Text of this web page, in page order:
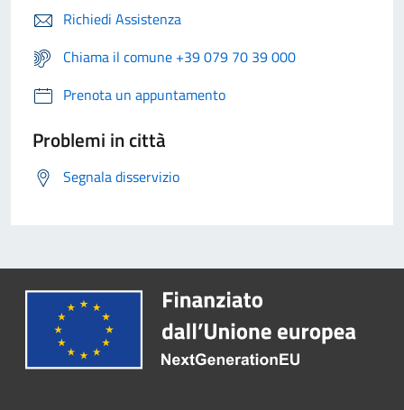
Richiedi Assistenza
Chiama il comune +39 079 70 39 000
Prenota un appuntamento
Problemi in città
Segnala disservizio